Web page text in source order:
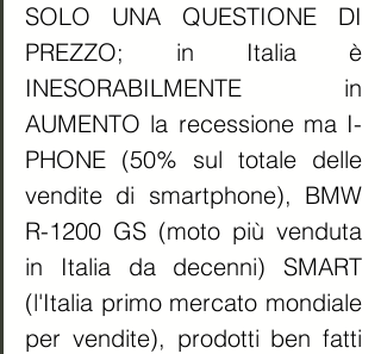
SOLO UNA QUESTIONE DI
PREZZO; in Italia è
INESORABILMENTE in
AUMENTO la recessione ma I-
PHONE (50% sul totale delle
vendite di smartphone), BMW
R-1200 GS (moto più venduta
in Italia da decenni) SMART
(l'Italia primo mercato mondiale
per vendite), prodotti ben fatti